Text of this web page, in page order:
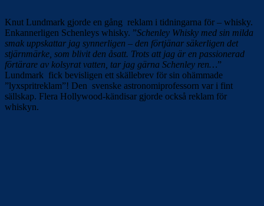
Knut Lundmark gjorde en gång reklam i tidningarna för – whisky.
Enkannerligen Schenleys whisky. ”Schenley Whisky med sin milda
smak uppskattar jag synnerligen – den förtjänar säkerligen det
stjärnmärke, som blivit den åsatt. Trots att jag är en passionerad
förtärare av kolsyrat vatten, tar jag gärna Schenley ren…”
Lundmark fick bevisligen ett skällebrev för sin ohämmade
”lyxspritreklam”! Den svenske astronomiprofessorn var i fint
sällskap. Flera Hollywood-kändisar gjorde också reklam för
whiskyn.